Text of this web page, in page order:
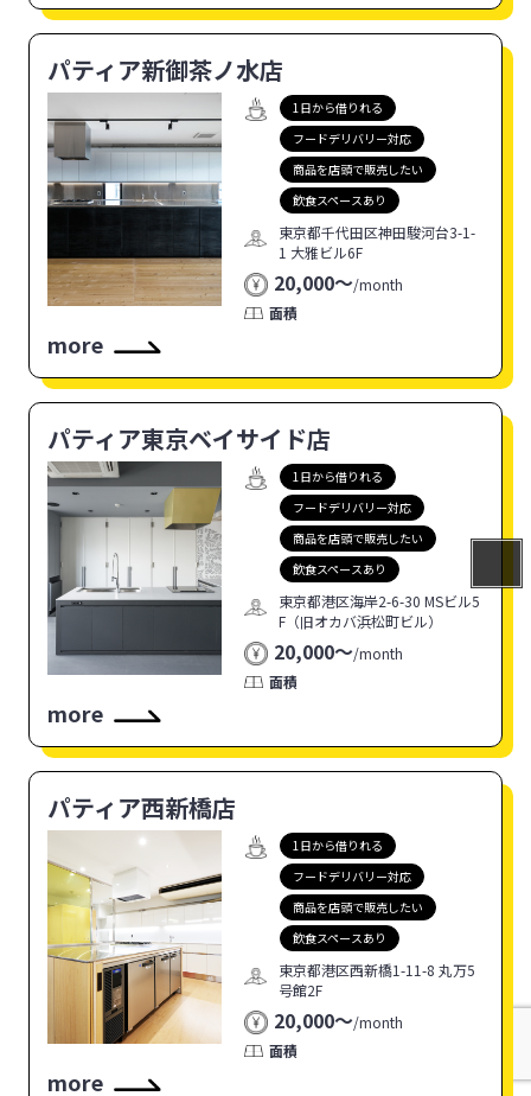
パティア新御茶ノ水店
1日から借りれる
フードデリバリー対応
商品を店頭で販売したい
飲食スペースあり
東京都千代田区神田駿河台3-1-
1 大雅ビル6F
20,000〜/month
面積
more
パティア東京ベイサイド店
1日から借りれる
フードデリバリー対応
商品を店頭で販売したい
飲食スペースあり
東京都港区海岸2-6-30 MSビル5
F（旧オカバ浜松町ビル）
20,000〜/month
面積
more
パティア西新橋店
1日から借りれる
フードデリバリー対応
商品を店頭で販売したい
飲食スペースあり
東京都港区西新橋1-11-8 丸万5
号館2F
20,000〜/month
面積
more